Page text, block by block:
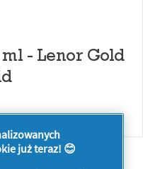
- Lenor Gold
już teraz! 😊